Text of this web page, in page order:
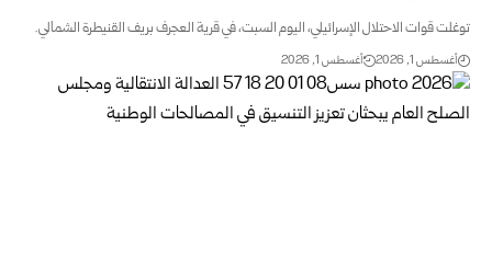
توغلت قوات الاحتلال الإسرائيلي، اليوم السبت، في قرية العجرف بريف القنيطرة الشمالي.
أغسطس 1, 2026 أغسطس 1, 2026